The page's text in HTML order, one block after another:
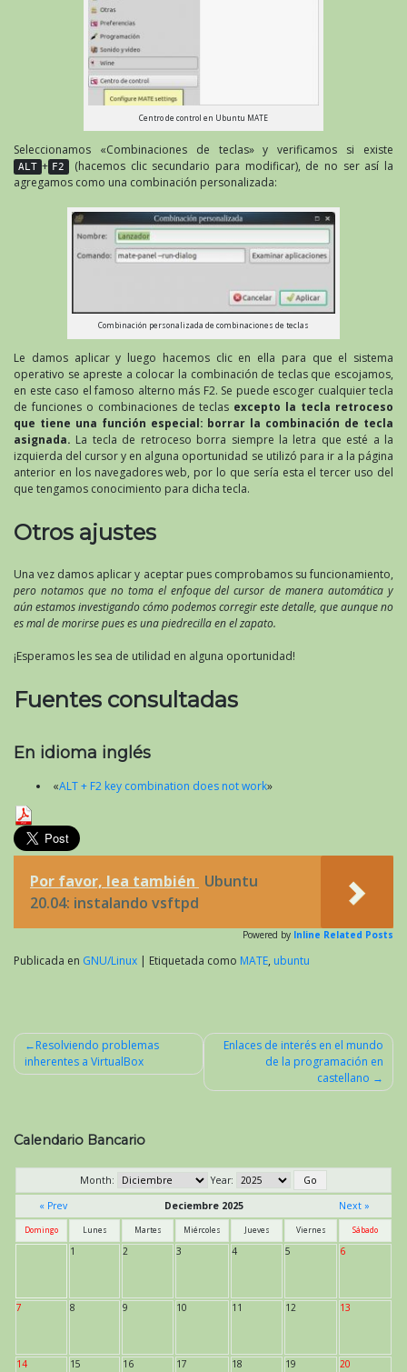
Centro de control en Ubuntu MATE
Seleccionamos «Combinaciones de teclas» y verificamos si existe
ALT + F2
(hacemos clic secundario para modificar), de no ser así la
agregamos como una combinación personalizada:
Combinación personalizada de combinaciones de teclas
Le damos aplicar y luego hacemos clic en ella para que el sistema
operativo se apreste a colocar la combinación de teclas que escojamos,
en este caso el famoso alterno más F2. Se puede escoger cualquier tecla
de funciones o combinaciones de teclas excepto la tecla retroceso
que tiene una función especial: borrar la combinación de tecla
asignada. La tecla de retroceso borra siempre la letra que esté a la
izquierda del cursor y en alguna oportunidad se utilizó para ir a la página
anterior en los navegadores web, por lo que sería esta el tercer uso del
que tengamos conocimiento para dicha tecla.
Otros ajustes
Una vez damos aplicar y aceptar pues comprobamos su funcionamiento,
pero notamos que no toma el enfoque del cursor de manera automática y
aún estamos investigando cómo podemos corregir este detalle, que aunque no
es mal de morirse pues es una piedrecilla en el zapato.
¡Esperamos les sea de utilidad en alguna oportunidad!
Fuentes consultadas
En idioma inglés
«ALT + F2 key combination does not work»
Por favor, lea también Ubuntu
20.04: instalando vsftpd
Powered by Inline Related Posts
Publicada en GNU/Linux | Etiquetada como MATE, ubuntu
Navegación
Resolviendo problemas
inherentes a VirtualBox
Enlaces de interés en el mundo
de la programación en
castellano
Calendario Bancario
Month:
Year:
« Prev
Deciembre 2025 Next »
Domingo Lunes Martes Miércoles Jueves Viernes Sábado
1 2 3 4 5 6
7 8 9 10 11 12 13
14 15 16 17 18 19 20